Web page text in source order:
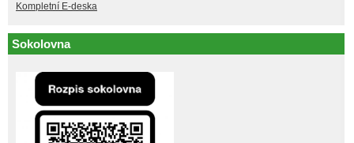
Kompletní E-deska
Sokolovna